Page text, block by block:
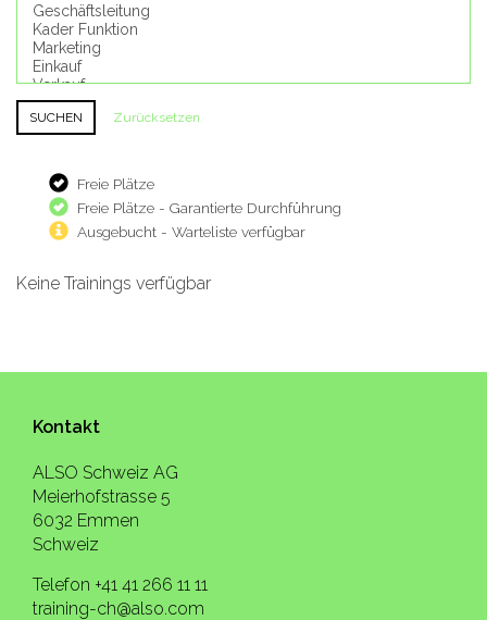
Zurücksetzen
Freie Plätze
Freie Plätze - Garantierte Durchführung
Ausgebucht - Warteliste verfügbar
Keine Trainings verfügbar
Kontakt
ALSO Schweiz AG
Meierhofstrasse 5
6032 Emmen
Schweiz
Telefon +41 41 266 11 11
training-ch@also.com